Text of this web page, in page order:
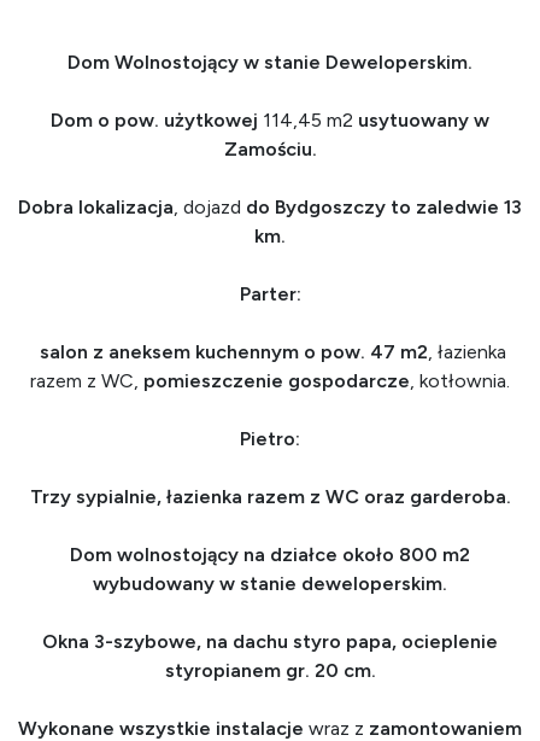
Dom Wolnostojący w stanie Deweloperskim.
Dom o pow. użytkowej 114,45 m2 usytuowany w
Zamościu.
Dobra lokalizacja , dojazd do Bydgoszczy to zaledwie 13
km.
Parter:
salon z aneksem kuchennym o pow. 47 m2 , łazienka
razem z WC, pomieszczenie gospodarcze , kotłownia.
Pietro:
Trzy sypialnie, łazienka razem z WC oraz garderoba.
Dom wolnostojący na działce około 800 m2
wybudowany w stanie deweloperskim.
Okna 3-szybowe, na dachu styro papa, ocieplenie
styropianem gr. 20 cm.
Wykonane wszystkie instalacje wraz z zamontowaniem